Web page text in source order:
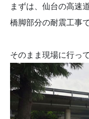
まずは、仙台の高速
橋脚部分の耐震工事で
そのまま現場に行っ